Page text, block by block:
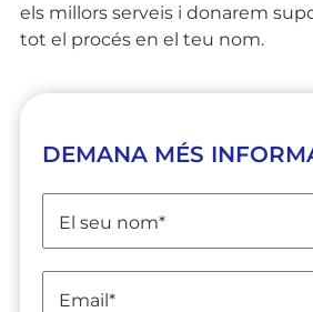
els millors serveis i donarem
tot el procés en el teu nom.
DEMANA MÉS
El seu nom*
Email*